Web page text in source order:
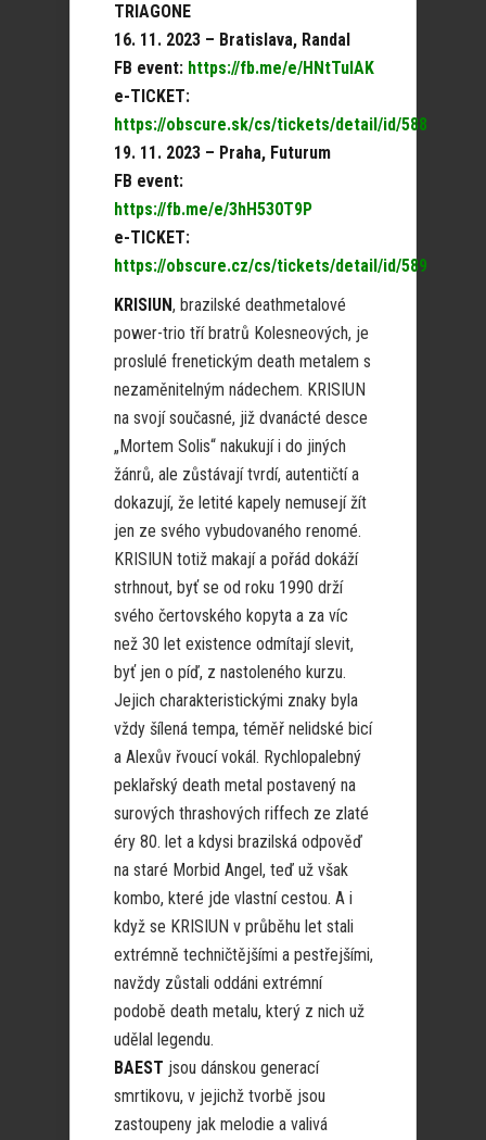
TRIAGONE
16. 11. 2023 – Bratislava, Randal
FB event: https://fb.me/e/HNtTuIAK
e-TICKET:
https://obscure.sk/cs/tickets/detail/id/588
19. 11. 2023 – Praha, Futurum
FB event:
https://fb.me/e/3hH530T9P
e-TICKET:
https://obscure.cz/cs/tickets/detail/id/589
KRISIUN, brazilské deathmetalové
power-trio tří bratrů Kolesneových, je
proslulé frenetickým death metalem s
nezaměnitelným nádechem. KRISIUN
na svojí současné, již dvanácté desce
„Mortem Solis“ nakukují i do jiných
žánrů, ale zůstávají tvrdí, autentičtí a
dokazují, že letité kapely nemusejí žít
jen ze svého vybudovaného renomé.
KRISIUN totiž makají a pořád dokáží
strhnout, byť se od roku 1990 drží
svého čertovského kopyta a za víc
než 30 let existence odmítají slevit,
byť jen o píď, z nastoleného kurzu.
Jejich charakteristickými znaky byla
vždy šílená tempa, téměř nelidské bicí
a Alexův řvoucí vokál. Rychlopalebný
peklařský death metal postavený na
surových thrashových riffech ze zlaté
éry 80. let a kdysi brazilská odpověď
na staré Morbid Angel, teď už však
kombo, které jde vlastní cestou. A i
když se KRISIUN v průběhu let stali
extrémně techničtějšími a pestřejšími,
navždy zůstali oddáni extrémní
podobě death metalu, který z nich už
udělal legendu.
BAEST jsou dánskou generací
smrtikovu, v jejichž tvorbě jsou
zastoupeny jak melodie a valivá